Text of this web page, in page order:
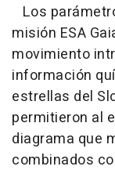
Los
misión ESA
movimiento
información
estrellas del
permitieron al
diagrama que
combinados